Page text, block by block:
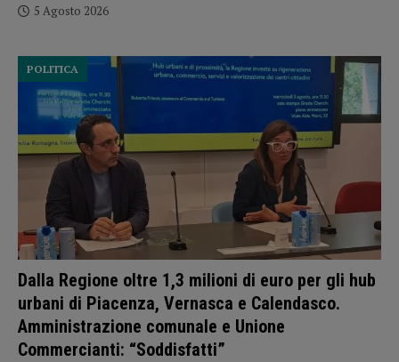
5 Agosto 2026
Dalla Regione oltre 1,3 milioni di euro per gli hub
urbani di Piacenza, Vernasca e Calendasco.
Amministrazione comunale e Unione
Commercianti: “Soddisfatti”
POLITICA